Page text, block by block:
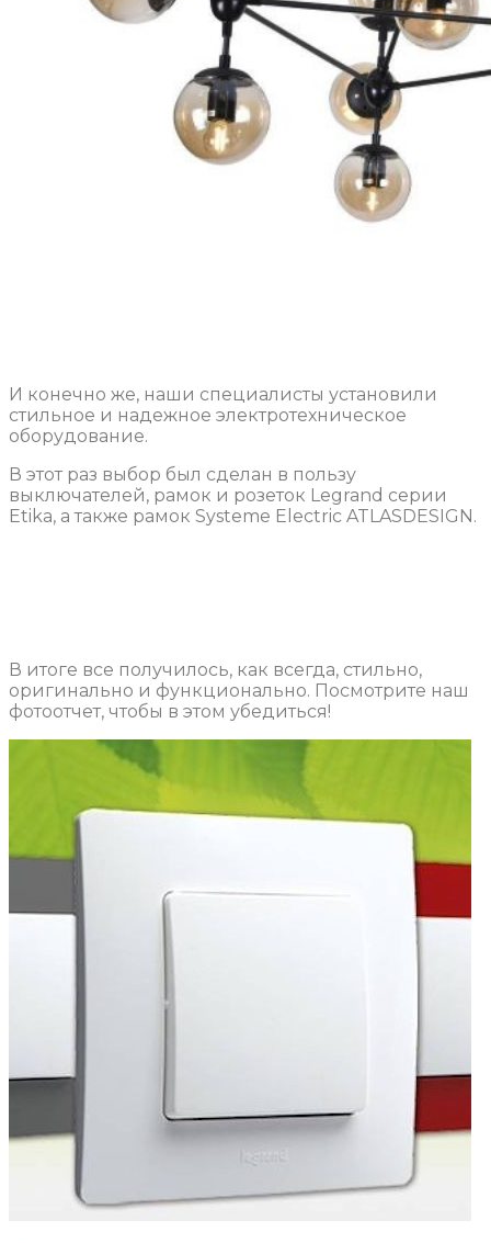
И конечно же, наши специалисты установили
стильное и надежное электротехническое
оборудование.
В этот раз выбор был сделан в пользу
выключателей, рамок и розеток Legrand серии
Etika, а также рамок Systeme Electric ATLASDESIGN.
В итоге все получилось, как всегда, стильно,
оригинально и функционально. Посмотрите наш
фотоотчет, чтобы в этом убедиться!